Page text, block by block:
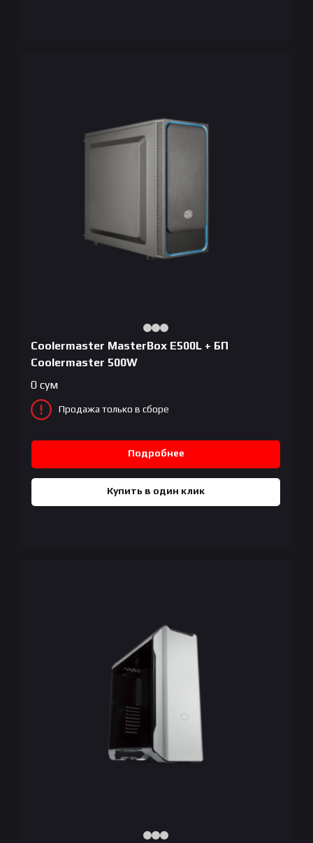
Coolermaster MasterBox E500L + БП
Coolermaster 500W
0 сум
Продажа только в сборе
Подробнее
Купить в один клик